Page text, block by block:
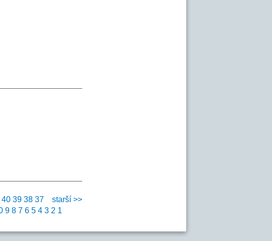
starší >>
40 39 38 37
9 8 7 6 5 4 3 2 1